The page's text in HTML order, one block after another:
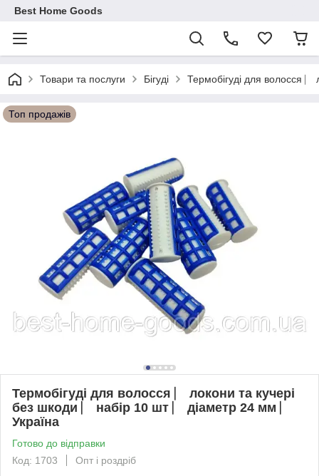
Best Home Goods
Товари та послуги Бігуді Термобігуді для волосся
Топ продажів
Термобігуді для волосся ⎸ локони та кучері
без шкоди ⎸ набір 10 шт ⎸ діаметр 24 мм ⎸
Україна
Готово до відправки
Код: 1703
Опт і роздріб